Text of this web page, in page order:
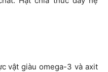
vật giàu omega-3 và axit